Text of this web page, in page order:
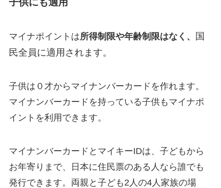
マイナポイントは所得制限や年齢制限はなく、
国
民全員に適用されます。
子供は０才からマイナンバーカードを作れます。
マイナンバーカードを持っている子供もマイナポ
イントを利用できます。
マイナンバーカードとマイキーIDは、子どもから
お年寄りまで、日本に住民票のある人なら誰でも
発行できます。両親と子ども2人の4人家族の場